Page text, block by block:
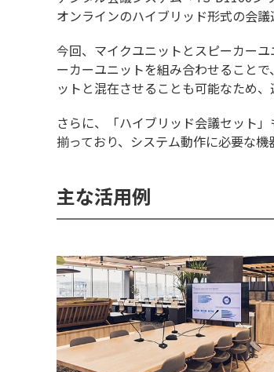
オンラインのハイブリッド形式の会議
今回、マイクユニットとスピーカー
ーカーユニットを組み合わせること
ットと混在させることも可能なため
さらに、「ハイブリッド会議セット
揃っており、システム動作に必要な機
主な活用例